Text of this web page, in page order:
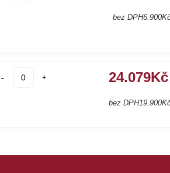
bez DPH6.900
- + 24.079Kč
bez DPH19.900